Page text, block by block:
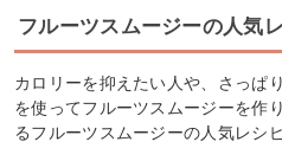
フルーツスムージーの人気
カロリーを抑えたい人や、さっぱ
を使ってフルーツスムージーを作
るフルーツスムージーの人気レシ